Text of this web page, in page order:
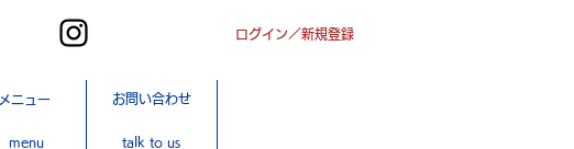
ログイン／新規登録
メニュー
menu
お問い合わせ
talk to us